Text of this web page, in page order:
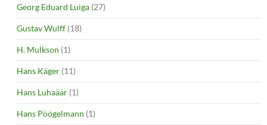
Georg Eduard Luiga (27)
Gustav Wulff (18)
H. Mulkson (1)
Hans Käger (11)
Hans Luhaäär (1)
Hans Pöögelmann (1)